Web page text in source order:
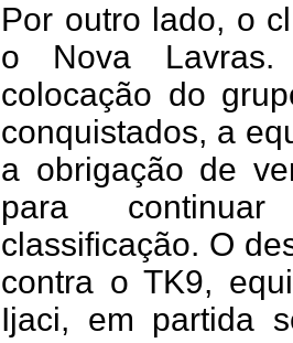
Por outro lado, o
o Nova Lavras.
colocação do
conquistados, a
a obrigação de
para
classificação. O
contra o TK9,
Ijaci, em partida